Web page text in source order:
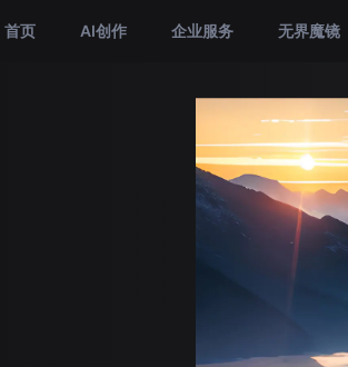
首页 AI创作 企业服务 无界魔镜